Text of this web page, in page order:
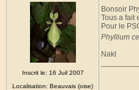
Inscrit le: 16 Juil 2007
Localisation: Beauvais (oise)
Bonsoir
Tous a fait
Pour le
Phyllium
Nakl